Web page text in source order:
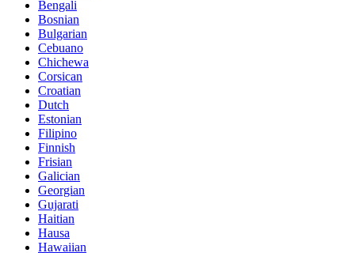
Bengali
Bosnian
Bulgarian
Cebuano
Chichewa
Corsican
Croatian
Dutch
Estonian
Filipino
Finnish
Frisian
Galician
Georgian
Gujarati
Haitian
Hausa
Hawaiian